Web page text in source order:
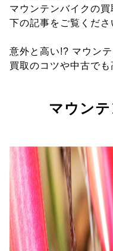
マウンテンバイクの
下の記事をご覧くださ
意外と高い!? マウン
買取のコツや中古で
マウン